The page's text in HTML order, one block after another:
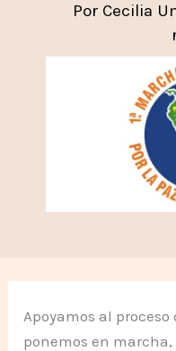
Por Cecilia
Apoyamos al
ponemos en